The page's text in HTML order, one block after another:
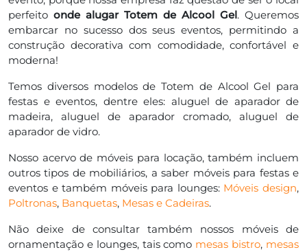
perfeito onde alugar Totem de Alcool Gel. Queremos
embarcar no sucesso dos seus eventos, permitindo a
construção decorativa com comodidade, confortável e
moderna!
Temos diversos modelos de Totem de Alcool Gel para
festas e eventos, dentre eles: aluguel de aparador de
madeira, aluguel de aparador cromado, aluguel de
aparador de vidro.
Nosso acervo de móveis para locação, também incluem
outros tipos de mobiliários, a saber móveis para festas e
eventos e também móveis para lounges: Móveis design,
Poltronas, Banquetas, Mesas e Cadeiras.
Não deixe de consultar também nossos móveis de
ornamentação e lounges, tais como mesas bistro, mesas